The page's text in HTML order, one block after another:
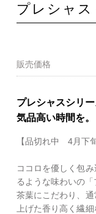
プレシャ
販売価格
プレシャスシリー
気品高い時間を。
【品切れ中 4月下
ココロを優しく包
るような味わいの「
茶葉にこだわり、
上げた香り高く繊